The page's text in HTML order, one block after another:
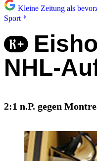
Kleine Zeitung als
Sport
NHL-
2:1 n.P. gegen